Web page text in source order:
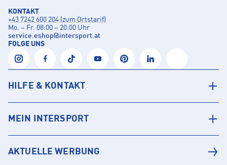
KONTAKT
+43 7242 600 204 (zum Ortstarif)
Mo. – Fr. 08:00 – 20:00 Uhr
service.eshop@intersport.at
FOLGE UNS
HILFE & KONTAKT
MEIN INTERSPORT
AKTUELLE WERBUNG